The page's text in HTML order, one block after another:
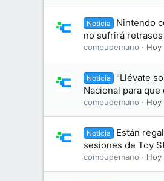
Noticia
Nintendo
no sufrirá
compudemano Hoy
Noticia
"Llévate
Nacional para
compudemano Hoy
Noticia
Están
sesiones de Toy
compudemano Hoy